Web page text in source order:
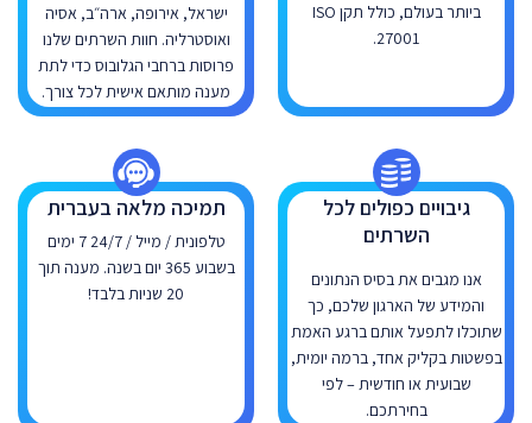
ביותר בעולם, כולל תקן ISO
27001.
ישראל, אירופה, ארה״ב, אסיה
ואוסטרליה. חוות השרתים שלנו
פרוסות ברחבי הגלובוס כדי לתת
מענה מותאם אישית לכל צורך.
גיבויים כפולים לכל
השרתים
אנו מגבים את בסיס הנתונים
והמידע של הארגון שלכם, כך
שתוכלו לתפעל אותם ברגע האמת
בפשטות בקליק אחד, ברמה יומית,
שבועית או חודשית – לפי
בחירתכם.
תמיכה מלאה בעברית
טלפונית / מייל / 24/7 7 ימים
בשבוע 365 יום בשנה. מענה תוך
20 שניות בלבד!